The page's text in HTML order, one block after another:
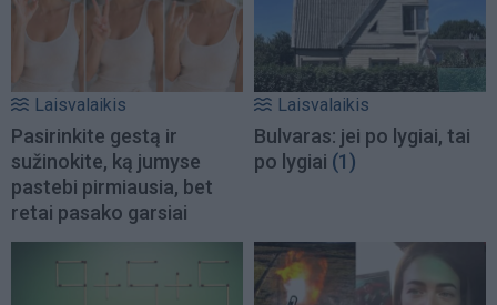
Laisvalaikis
Pasirinkite gestą ir
sužinokite, ką jumyse
pastebi pirmiausia, bet
retai pasako garsiai
Laisvalaikis
Bulvaras: jei po lygiai, tai
po lygiai (1)